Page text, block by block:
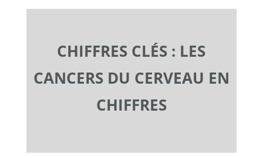
CHIFFRES CLÉS : LES
CANCERS DU CERVEAU EN
CHIFFRES